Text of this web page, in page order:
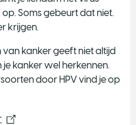
Soms gebeurt dat niet.
krijgen.
kanker geeft niet altijd
kanker wel herkennen.
door HPV vind je op